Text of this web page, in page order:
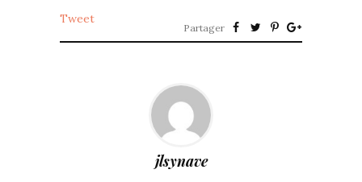
Tweet
Partager
jlsynave